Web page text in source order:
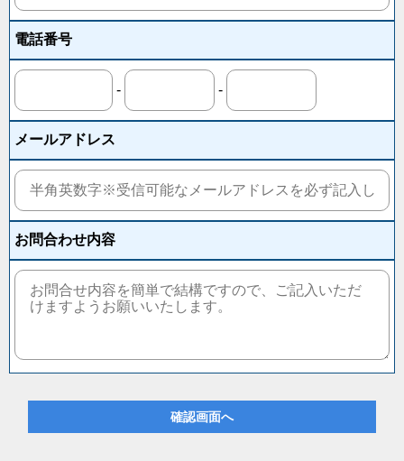
電話番号
- -
メールアドレス
お問合わせ内容